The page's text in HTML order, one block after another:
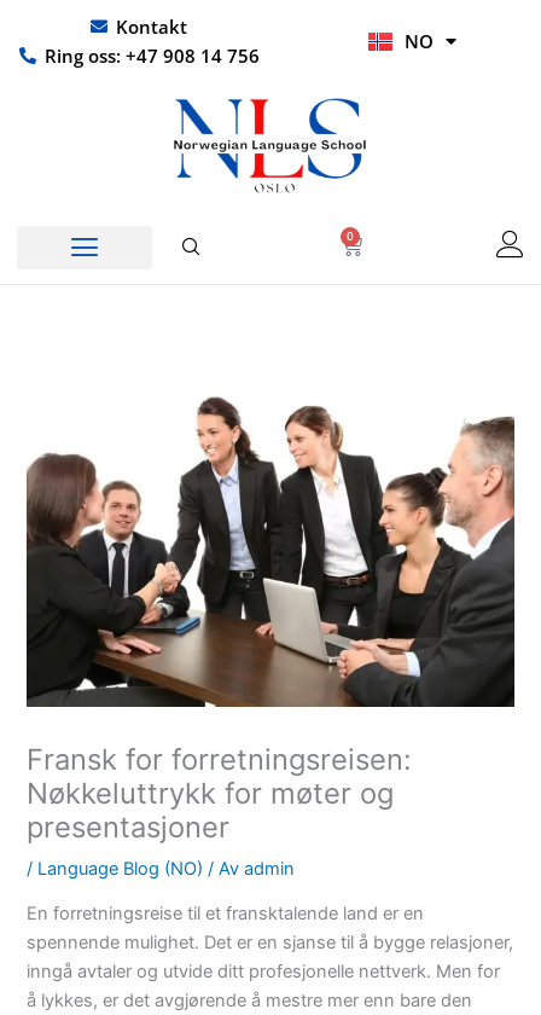
rett
Kontakt
Ring oss: +47 908 14 756
NO
HI
0
Handlekurv
Fransk for forretningsreisen:
Nøkkeluttrykk for møter og
presentasjoner
/ Language Blog (NO) / Av admin
En forretningsreise til et fransktalende land er en
spennende mulighet. Det er en sjanse til å bygge relasjoner,
inngå avtaler og utvide ditt profesjonelle nettverk. Men for
å lykkes, er det avgjørende å mestre mer enn bare den